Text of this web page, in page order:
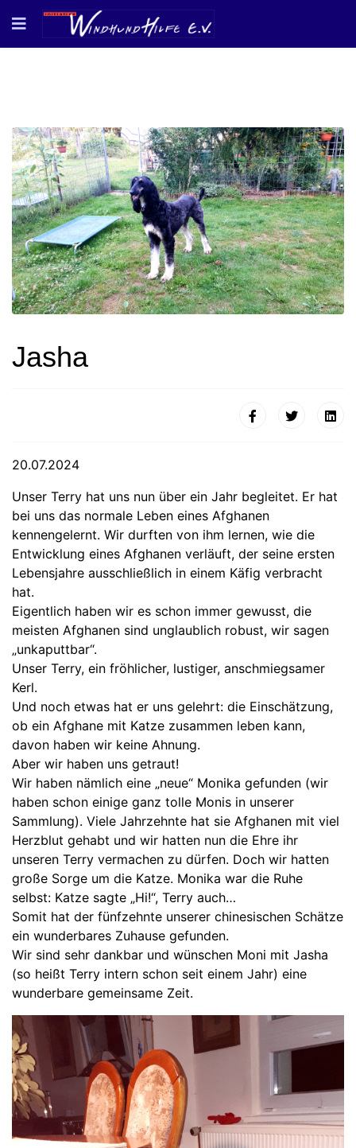
Jasha
20.07.2024
Unser Terry hat uns nun über ein Jahr begleitet. Er hat
bei uns das normale Leben eines Afghanen
kennengelernt. Wir durften von ihm lernen, wie die
Entwicklung eines Afghanen verläuft, der seine ersten
Lebensjahre ausschließlich in einem Käfig verbracht
hat.
Eigentlich haben wir es schon immer gewusst, die
meisten Afghanen sind unglaublich robust, wir sagen
„unkaputtbar“.
Unser Terry, ein fröhlicher, lustiger, anschmiegsamer
Kerl.
Und noch etwas hat er uns gelehrt: die Einschätzung,
ob ein Afghane mit Katze zusammen leben kann,
davon haben wir keine Ahnung.
Aber wir haben uns getraut!
Wir haben nämlich eine „neue“ Monika gefunden (wir
haben schon einige ganz tolle Monis in unserer
Sammlung). Viele Jahrzehnte hat sie Afghanen mit viel
Herzblut gehabt und wir hatten nun die Ehre ihr
unseren Terry vermachen zu dürfen. Doch wir hatten
große Sorge um die Katze. Monika war die Ruhe
selbst: Katze sagte „Hi!“, Terry auch…
Somit hat der fünfzehnte unserer chinesischen Schätze
ein wunderbares Zuhause gefunden.
Wir sind sehr dankbar und wünschen Moni mit Jasha
(so heißt Terry intern schon seit einem Jahr) eine
wunderbare gemeinsame Zeit.